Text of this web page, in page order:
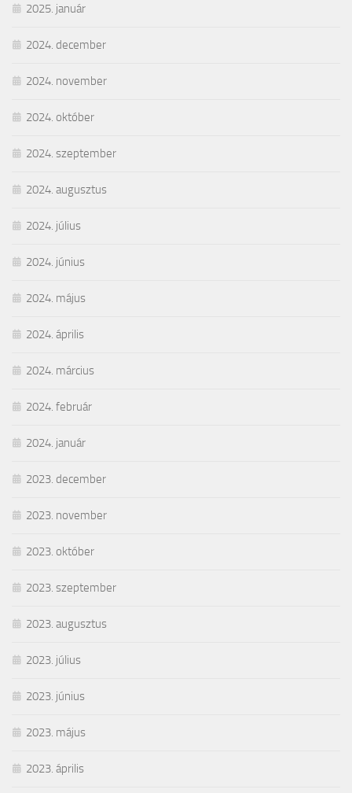
2025. január
2024. december
2024. november
2024. október
2024. szeptember
2024. augusztus
2024. július
2024. június
2024. május
2024. április
2024. március
2024. február
2024. január
2023. december
2023. november
2023. október
2023. szeptember
2023. augusztus
2023. július
2023. június
2023. május
2023. április